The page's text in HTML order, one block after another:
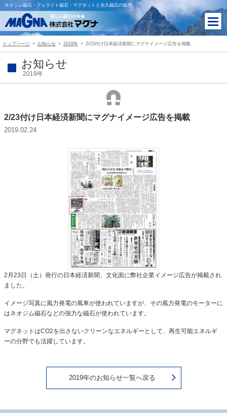
ネオジム磁石・フェライト磁石・マグネットと永久磁石の販売
トップページ お知らせ 2019年 2/23付け日本経済新聞にマグナイメージ広告を掲載
お知らせ
2019年
2/23付け日本経済新聞にマグナイメージ広告を掲載
2019.02.24
2月23日（土）発行の日本経済新聞、文化面に弊社企業イメージ広告が掲載され
ました。
イメージ写真に風力発電の風車が使われていますが、その風力発電のモーターに
はネオジム磁石などの強力な磁石が使われています。
マグネットはCO2を出さないクリーンなエネルギーとして、再生可能エネルギ
ーの分野でも活躍しています。
2019年のお知らせ一覧へ戻る